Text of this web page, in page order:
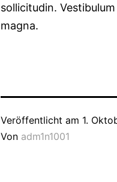
sollicitudin.
magna.
Veröffentlicht am 1.
Von adm1n1001